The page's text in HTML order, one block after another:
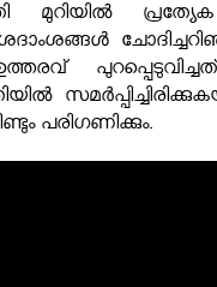
മുറിയിൽ
പരിഗണിക്കും.